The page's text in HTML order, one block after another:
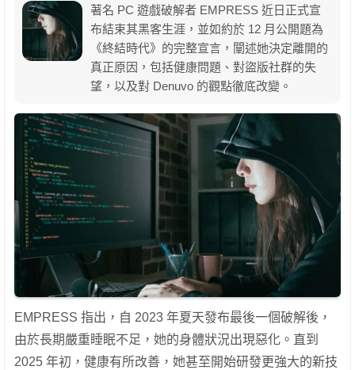
著名 PC 遊戲破解者 EMPRESS 近日正式宣
布結束其黑客生涯，並如約於 12 月公開題為
《終結時代》的完整宣言，闡述她決定離開的
真正原因，包括健康問題、對盜版社群的失
望，以及對 Denuvo 的觀點徹底改變。
EMPRESS 指出，自 2023 年夏天發布最後一個破解後，
由於長期嚴重睡眠不足，她的身體狀況出現惡化。直到
2025 年初，健康有所改善，她甚至開始研發更強大的新技